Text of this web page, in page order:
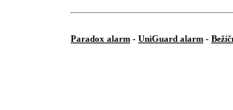
Paradox alarm - UniGuard alarm -